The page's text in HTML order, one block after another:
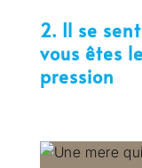
2. Il se
vous êtes
pression